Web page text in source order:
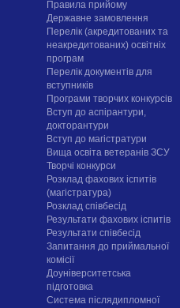
Правила прийому
Державне замовлення
Перелік (акредитованих та
неакредитованих) освітніх
програм
Перелік документів для
вступників
Програми творчих конкурсiв
Вступ до аспірантури,
докторантури
Вступ до магістратури
Вища освіта ветеранів ЗСУ
Творчі конкурси
Розклад фахових іспитів
(магістратура)
Розклад співбесід
Результати фахових іспитів
Результати співбесід
Запитання до приймальної
комісії
Доуніверситетська
підготовка
Система післядипломної